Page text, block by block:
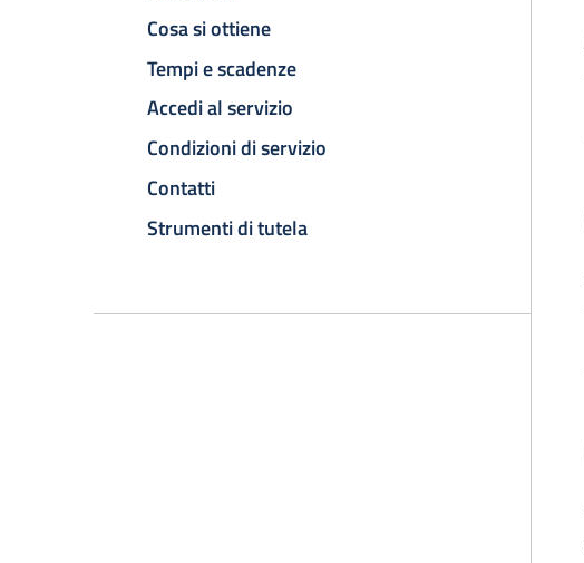
Cosa si ottiene
Tempi e scadenze
Accedi al servizio
Condizioni di servizio
Contatti
Strumenti di tutela